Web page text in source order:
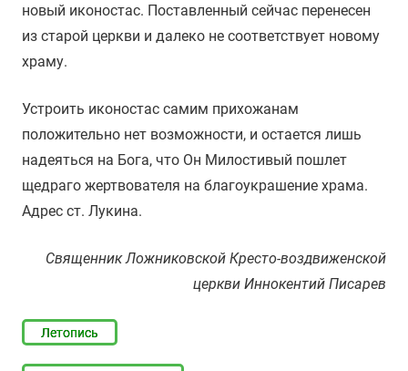
новый иконостас. Поставленный сейчас перенесен
из старой церкви и далеко не соответствует новому
храму.
Устроить иконостас самим прихожанам
положительно нет возможности, и остается лишь
надеяться на Бога, что Он Милостивый пошлет
щедраго жертвователя на благоукрашение храма.
Адрес ст. Лукина.
Священник Ложниковской Кресто-воздвиженской
церкви Иннокентий Писарев
Летопись